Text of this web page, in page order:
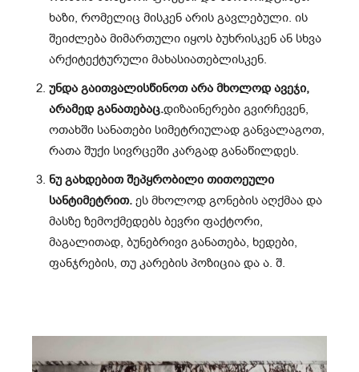
ხაზი, რომელიც მისკენ არის გავლებული. ის
შეიძლება მიმართული იყოს ბუხრისკენ ან სხვა
არქიტექტურული მახასიათებლისკენ.
უნდა გაითვალისწინოთ არა მხოლოდ ავეჯი,
არამედ განათებაც.დიზაინერები გვირჩევენ,
ოთახში სანათები სიმეტრიულად განვალაგოთ,
რათა შუქი სივრცეში კარგად განაწილდეს.
ნუ გახდებით შეპყრობილი თითოეული
სანტიმეტრით. ეს მხოლოდ გონების აღქმაა და
მასზე ზემოქმედებს ბევრი ფაქტორი,
მაგალითად, ბუნებრივი განათება, ხედები,
ფანჯრების, თუ კარების პოზიცია და ა. შ.